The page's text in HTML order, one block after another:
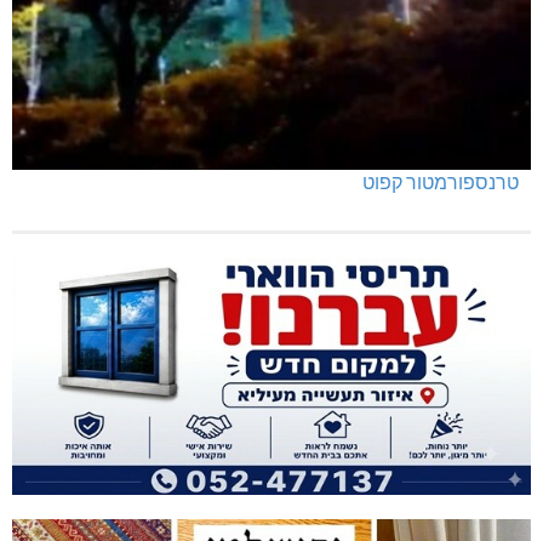
טרנספורמטור קפוט